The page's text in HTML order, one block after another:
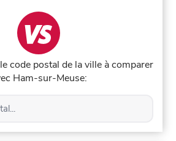
code postal de la ville à comparer
Ham-sur-Meuse: